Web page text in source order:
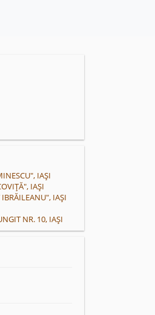
IAŞI
IAŞI
IAȘI
NR. 10, IAŞI